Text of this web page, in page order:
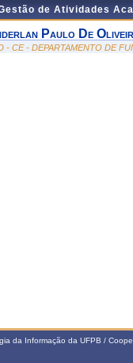
de Atividades
Paulo De
- CE - DEPARTAMENTO DE
da Informação da UFPB /